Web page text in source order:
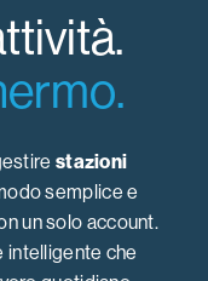
stazioni
semplice e
un solo account.
intelligente che